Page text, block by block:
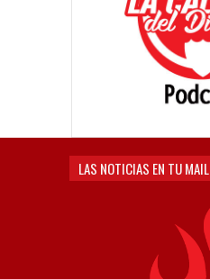
LAS NOTICIAS EN TU MAIL